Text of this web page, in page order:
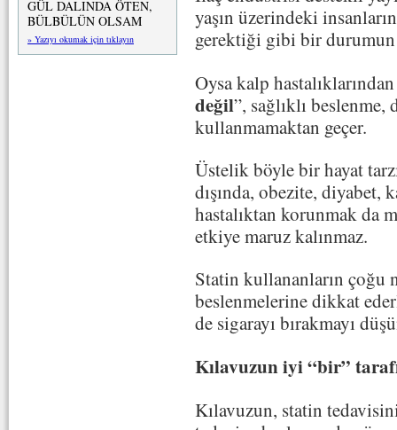
GÜL DALINDA ÖTEN,
BÜLBÜLÜN OLSAM
» Yazıyı okumak için tıklayın
yaşın üzerindeki
gerektiği gibi bir durumun
Oysa kalp
değil”, sağlıklı
kullanmamaktan geçer.
Üstelik böyle bir hayat
dışında, obezite, diyabet,
hastalıktan korunmak da
etkiye maruz kalınmaz.
Statin kullananların çoğu
beslenmelerine dikkat
de sigarayı bırakmayı
Kılavuzun iyi “bir”
Kılavuzun, statin